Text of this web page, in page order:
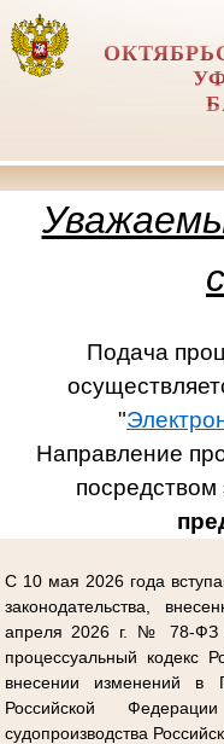
Подача
"
Направление
посредством
С 10 мая 2026 года
законодательства,
апреля 2026 г. № 78-ФЗ
процессуальный
внесении изменений в
Российской
судопроизводства